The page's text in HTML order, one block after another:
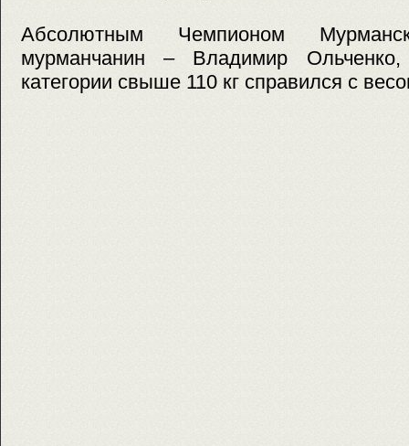
Абсолютным Чемпионом
мурманчанин – Владимир
категории свыше 110 кг справился с